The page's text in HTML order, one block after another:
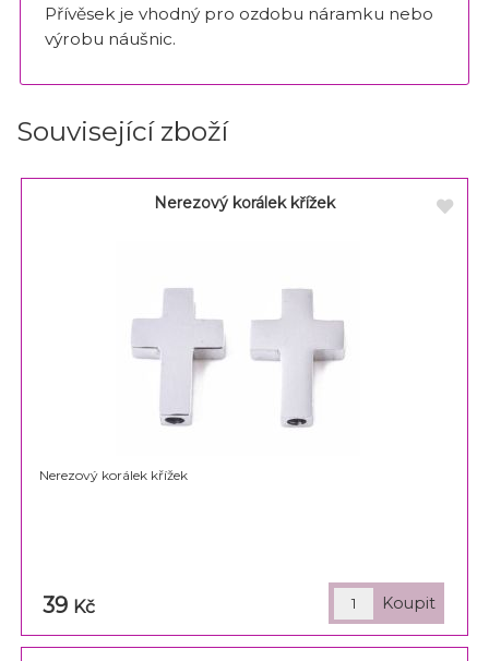
Přívěsek je vhodný pro ozdobu náramku nebo
výrobu náušnic.
Související zboží
Nerezový korálek křížek
Nerezový korálek křížek
39 Kč